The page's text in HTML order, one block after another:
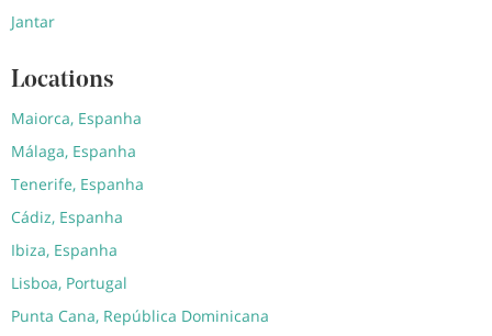
Jantar
Locations
Maiorca, Espanha
Málaga, Espanha
Tenerife, Espanha
Cádiz, Espanha
Ibiza, Espanha
Lisboa, Portugal
Punta Cana, República Dominicana